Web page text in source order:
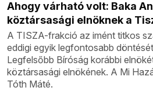
Ahogy várható volt: Baka
köztársasági elnöknek a
A TISZA-frakció az imént titkos
eddigi egyik legfontosabb
Legfelsőbb Bíróság korábbi
köztársasági elnökének. A Mi
Tóth Máté.